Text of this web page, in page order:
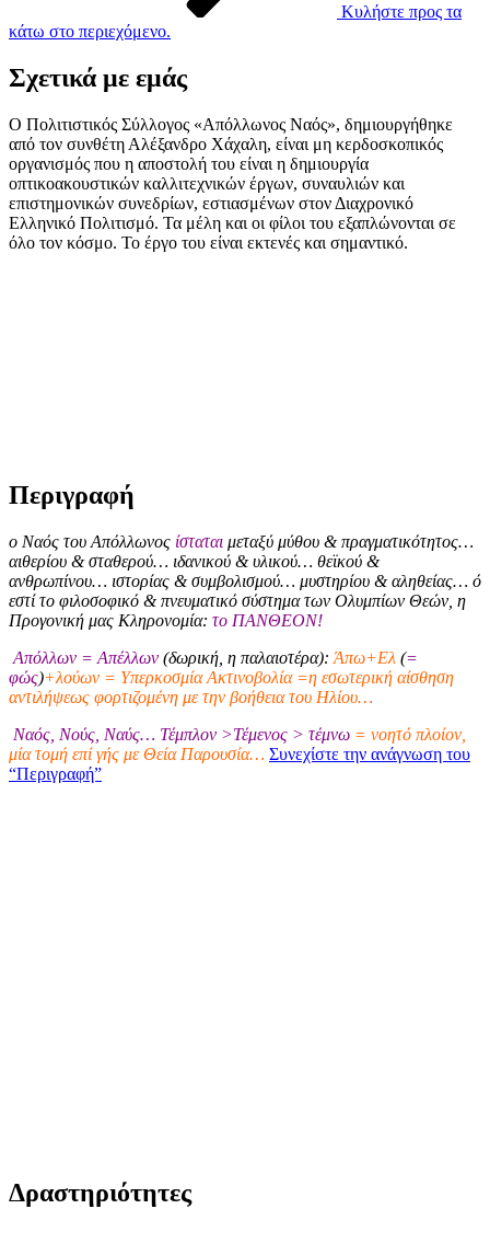
Κυλήστε προς τα
κάτω στο περιεχόμενο.
Σχετικά με εμάς
Ο Πολιτιστικός Σύλλογος «Απόλλωνος Ναός», δημιουργήθηκε
από τον συνθέτη Αλέξανδρο Χάχαλη, είναι μη κερδοσκοπικός
οργανισμός που η αποστολή του είναι η δημιουργία
οπτικοακουστικών καλλιτεχνικών έργων, συναυλιών και
επιστημονικών συνεδρίων, εστιασμένων στον Διαχρονικό
Ελληνικό Πολιτισμό. Τα μέλη και οι φίλοι του εξαπλώνονται σε
όλο τον κόσμο. Το έργο του είναι εκτενές και σημαντικό.
Περιγραφή
ο Ναός του Απόλλωνος ίσταται μεταξύ μύθου & πραγματικότητος…
αιθερίου & σταθερού… ιδανικού & υλικού… θεϊκού &
ανθρωπίνου… ιστορίας & συμβολισμού… μυστηρίου & αληθείας… ό
εστί το φιλοσοφικό & πνευματικό σύστημα των Ολυμπίων Θεών, η
Προγονική μας Κληρονομία: το ΠΑΝΘΕΟΝ!
Απόλλων = Απέλλων (δωρική, η παλαιοτέρα): Άπω+Ελ (=
φώς)+λούων = Υπερκοσμία Ακτινοβολία =η εσωτερική αίσθηση
αντιλήψεως φορτιζομένη με την βοήθεια του Ηλίου…
Ναός, Νούς, Ναύς… Τέμπλον >Τέμενος > τέμνω = νοητό πλοίον,
μία τομή επί γής με Θεία Παρουσία… Συνεχίστε την ανάγνωση του
“Περιγραφή”
Δραστηριότητες